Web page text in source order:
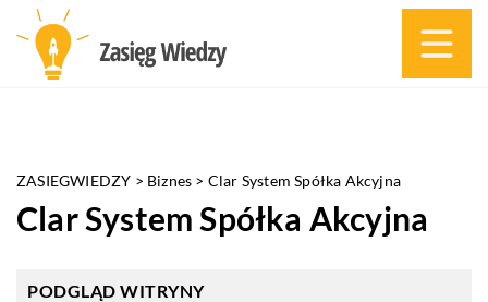
ZASIEGWIEDZY > Biznes > Clar System Spółka Akcyjna
Clar System Spółka Akcyjna
PODGLĄD WITRYNY